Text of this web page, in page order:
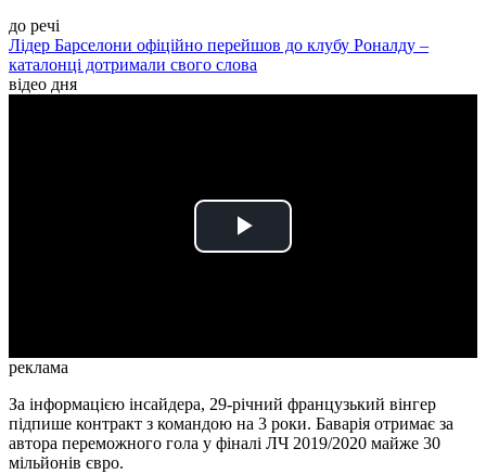
до речі
Лідер Барселони офіційно перейшов до клубу Роналду –
каталонці дотримали свого слова
відео дня
Play
реклама
За інформацією інсайдера, 29-річний французький вінгер
підпише контракт з командою на 3 роки. Баварія отримає за
автора переможного гола у фіналі ЛЧ 2019/2020 майже 30
мільйонів євро.